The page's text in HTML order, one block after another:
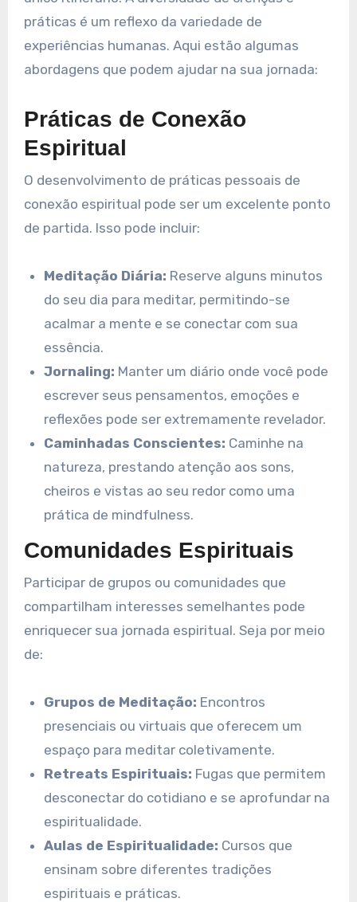
práticas é um reflexo da variedade de
experiências humanas. Aqui estão algumas
abordagens que podem ajudar na sua jornada:
Práticas de Conexão
Espiritual
O desenvolvimento de práticas pessoais de
conexão espiritual pode ser um excelente ponto
de partida. Isso pode incluir:
Meditação Diária: Reserve alguns minutos
do seu dia para meditar, permitindo-se
acalmar a mente e se conectar com sua
essência.
Jornaling: Manter um diário onde você pode
escrever seus pensamentos, emoções e
reflexões pode ser extremamente revelador.
Caminhadas Conscientes: Caminhe na
natureza, prestando atenção aos sons,
cheiros e vistas ao seu redor como uma
prática de mindfulness.
Comunidades Espirituais
Participar de grupos ou comunidades que
compartilham interesses semelhantes pode
enriquecer sua jornada espiritual. Seja por meio
de:
Grupos de Meditação: Encontros
presenciais ou virtuais que oferecem um
espaço para meditar coletivamente.
Retreats Espirituais: Fugas que permitem
desconectar do cotidiano e se aprofundar na
espiritualidade.
Aulas de Espiritualidade: Cursos que
ensinam sobre diferentes tradições
espirituais e práticas.